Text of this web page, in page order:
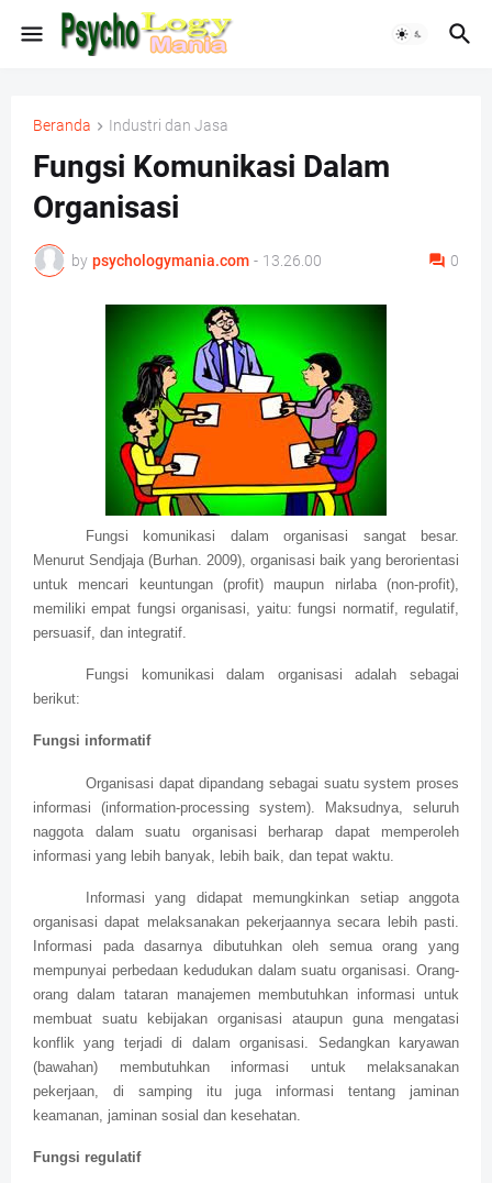
Beranda Industri dan Jasa
Fungsi Komunikasi Dalam
Organisasi
by psychologymania.com - 13.26.00 0
Fungsi komunikasi dalam organisasi sangat besar.
Menurut Sendjaja (Burhan. 2009), organisasi baik yang berorientasi
untuk mencari keuntungan (profit) maupun nirlaba (non-profit),
memiliki empat fungsi organisasi, yaitu: fungsi normatif, regulatif,
persuasif, dan integratif.
Fungsi komunikasi dalam organisasi adalah sebagai
berikut:
Fungsi informatif
Organisasi dapat dipandang sebagai suatu system proses
informasi (information-processing system). Maksudnya, seluruh
naggota dalam suatu organisasi berharap dapat memperoleh
informasi yang lebih banyak, lebih baik, dan tepat waktu.
Informasi yang didapat memungkinkan setiap anggota
organisasi dapat melaksanakan pekerjaannya secara lebih pasti.
Informasi pada dasarnya dibutuhkan oleh semua orang yang
mempunyai perbedaan kedudukan dalam suatu organisasi. Orang-
orang dalam tataran manajemen membutuhkan informasi untuk
membuat suatu kebijakan organisasi ataupun guna mengatasi
konflik yang terjadi di dalam organisasi. Sedangkan karyawan
(bawahan) membutuhkan informasi untuk melaksanakan
pekerjaan, di samping itu juga informasi tentang jaminan
keamanan, jaminan sosial dan kesehatan.
Fungsi regulatif